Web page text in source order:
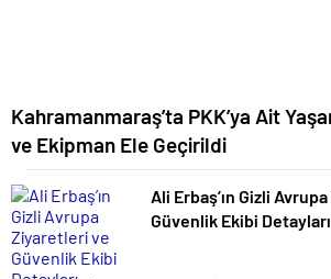
Kahramanmaraş’ta PKK’ya Ait
ve Ekipman Ele Geçirildi
Ali Erbaş’ın Gizli
Güvenlik Ekibi Detayları